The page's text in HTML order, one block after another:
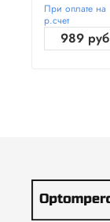
При оплате на
р.счет
989 руб